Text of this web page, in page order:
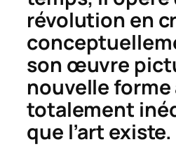
révolution en
son œuvre
nouvelle
totalement
que l’art existe.